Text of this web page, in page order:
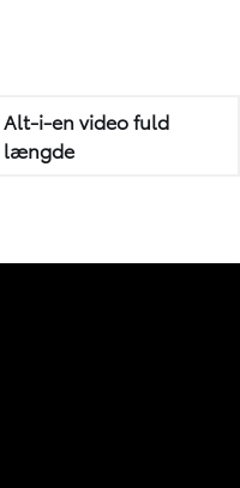
Alt-i-en video fuld
længde